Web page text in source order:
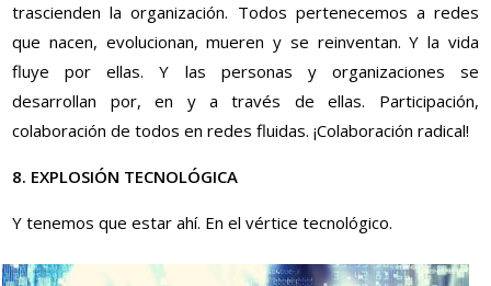
trascienden la organización. Todos pertenecemos a redes
que nacen, evolucionan, mueren y se reinventan. Y la vida
fluye por ellas. Y las personas y organizaciones se
desarrollan por, en y a través de ellas. Participación,
colaboración de todos en redes fluidas. ¡Colaboración radical!
8. EXPLOSIÓN TECNOLÓGICA
Y tenemos que estar ahí. En el vértice tecnológico.